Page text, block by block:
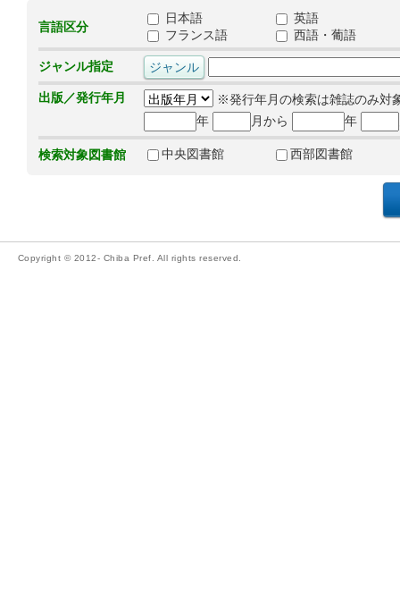
言語区分
日本語
英語
フランス語
西語・葡語
ジャンル指定
出版／発行年月
※発行年月の検索は雑誌のみ対
年
月から 年
検索対象図書館 中央図書館 西部図書館
Copyright © 2012- Chiba Pref. All rights reserved.